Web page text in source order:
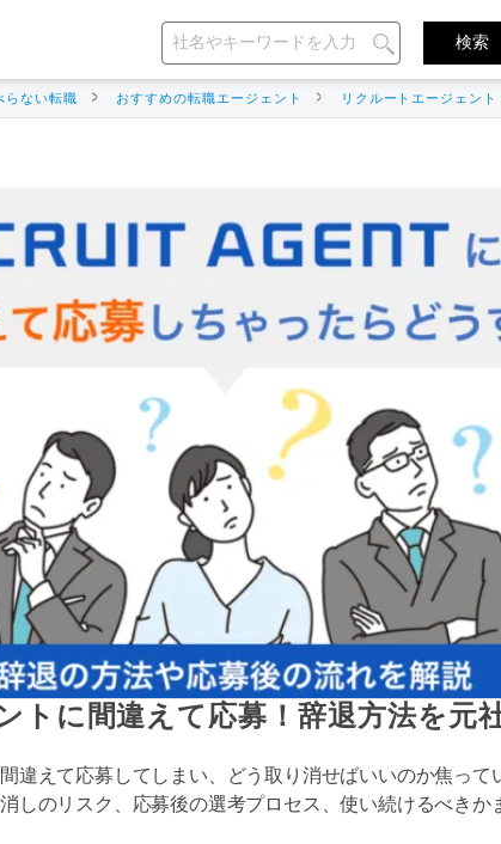
らない転職 おすすめの転職エージェント リクルートエージェント
トに間違えて応募！辞退方法を元
違えて応募してしまい、どう取り消せばいいのか焦って
しのリスク、応募後の選考プロセス、使い続けるべきか